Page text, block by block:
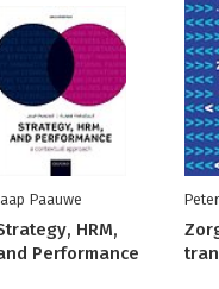
Paauwe
HRM,
Performance